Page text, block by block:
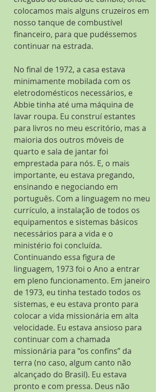
colocamos mais alguns cruzeiros em
nosso tanque de combustível
financeiro, para que pudéssemos
continuar na estrada.
No final de 1972, a casa estava
minimamente mobilada com os
eletrodomésticos necessários, e
Abbie tinha até uma máquina de
lavar roupa. Eu construí estantes
para livros no meu escritório, mas a
maioria dos outros móveis de
quarto e sala de jantar foi
emprestada para nós. E, o mais
importante, eu estava pregando,
ensinando e negociando em
português. Com a linguagem no meu
currículo, a instalação de todos os
equipamentos e sistemas básicos
necessários para a vida e o
ministério foi concluída.
Continuando essa figura de
linguagem, 1973 foi o Ano a entrar
em pleno funcionamento. Em janeiro
de 1973, eu tinha testado todos os
sistemas, e eu estava pronto para
colocar a vida missionária em alta
velocidade. Eu estava ansioso para
continuar com a chamada
missionária para “os confins” da
terra (no caso, algum canto não
alcançado do Brasil). Eu estava
pronto e com pressa. Deus não